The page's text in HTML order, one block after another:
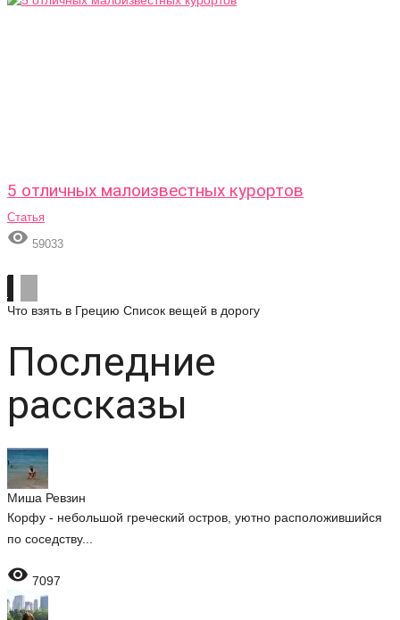
5 отличных малоизвестных курортов
Статья
 59033
Что взять в Грецию Список вещей в дорогу
Последние
рассказы
Миша Ревзин
Корфу - небольшой греческий остров, уютно расположившийся
по соседству...
 7097